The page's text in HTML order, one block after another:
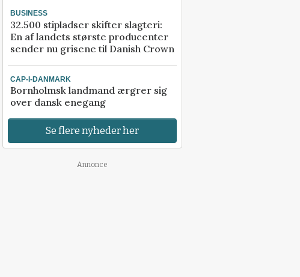
BUSINESS
32.500 stipladser skifter slagteri:
En af landets største producenter
sender nu grisene til Danish Crown
CAP-I-DANMARK
Bornholmsk landmand ærgrer sig
over dansk enegang
Se flere nyheder her
Annonce